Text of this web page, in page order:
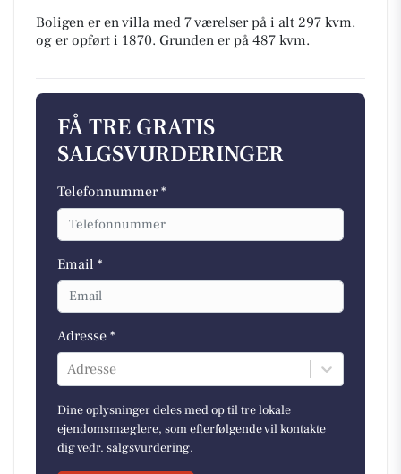
Boligen er en villa med 7 værelser på i alt 297 kvm.
og er opført i 1870. Grunden er på 487 kvm.
FÅ TRE GRATIS
SALGSVURDERINGER
Telefonnummer *
Email *
Adresse *
Adresse
Dine oplysninger deles med op til tre lokale
ejendomsmæglere, som efterfølgende vil kontakte
dig vedr. salgsvurdering.